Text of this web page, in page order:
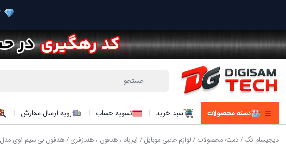
دسته محصولات سبد خرید تسویه حساب رویه ارسال سفارش
دیجیسام تک/دسته محصولات /لوازم جانبی موبایل / ایرپاد ، هدفون ، هندزفری / هدفون بی سیم اوی مدل G30BL